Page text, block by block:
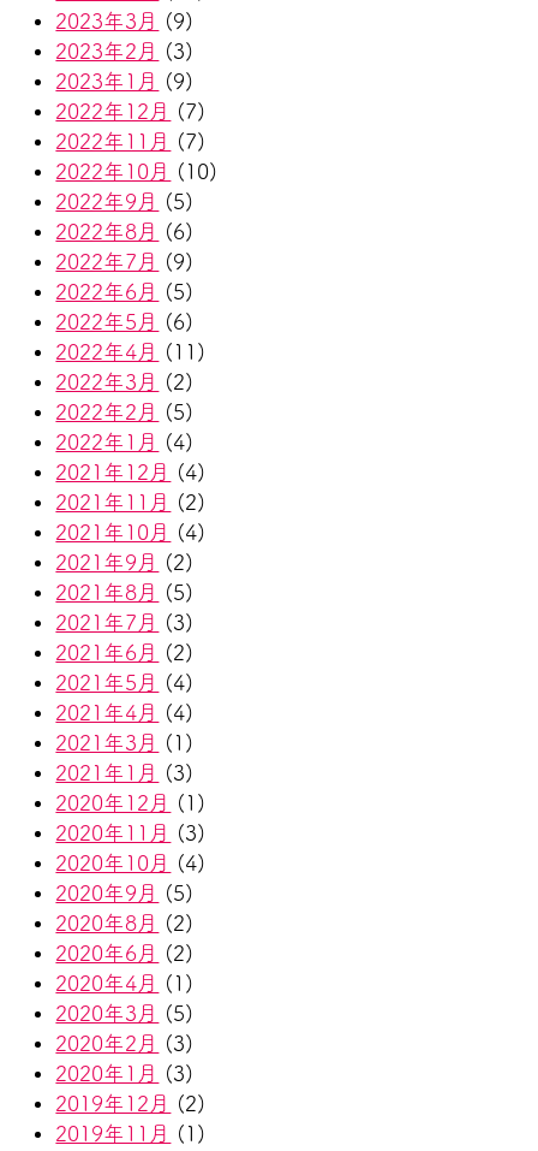
2023年3月
(9)
2023年2月
(3)
2023年1月
(9)
2022年12月
(7)
2022年11月
(7)
2022年10月
(10)
2022年9月
(5)
2022年8月
(6)
2022年7月
(9)
2022年6月
(5)
2022年5月
(6)
2022年4月
(11)
2022年3月
(2)
2022年2月
(5)
2022年1月
(4)
2021年12月
(4)
2021年11月
(2)
2021年10月
(4)
2021年9月
(2)
2021年8月
(5)
2021年7月
(3)
2021年6月
(2)
2021年5月
(4)
2021年4月
(4)
2021年3月
(1)
2021年1月
(3)
2020年12月
(1)
2020年11月
(3)
2020年10月
(4)
2020年9月
(5)
2020年8月
(2)
2020年6月
(2)
2020年4月
(1)
2020年3月
(5)
2020年2月
(3)
2020年1月
(3)
2019年12月
(2)
2019年11月
(1)